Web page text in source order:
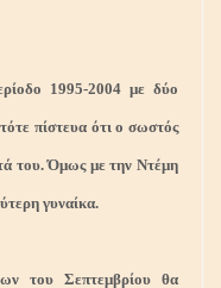
1995-2004 με δύο
πίστευα ότι ο σωστός
του. Όμως με την Ντέμη
γυναίκα.
του Σεπτεμβρίου θα